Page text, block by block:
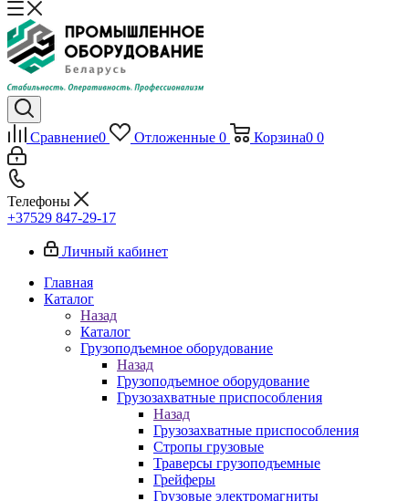
Сравнение0 Отложенные 0 Корзина0 0
Телефоны
+37529 847-29-17‬
Личный кабинет
Главная
Каталог
Назад
Каталог
Грузоподъемное оборудование
Назад
Грузоподъемное оборудование
Грузозахватные приспособления
Назад
Грузозахватные приспособления
Стропы грузовые
Траверсы грузоподъемные
Грейферы
Грузовые электромагниты